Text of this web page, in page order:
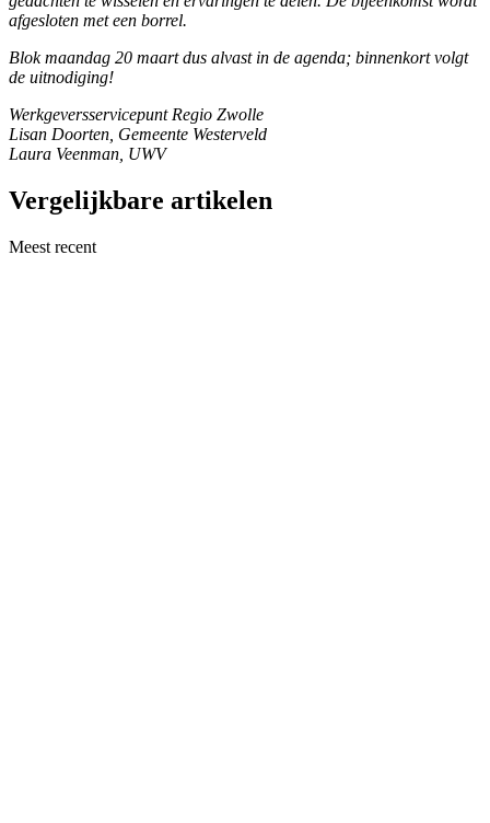
afgesloten met een borrel.
Blok maandag 20 maart dus alvast in de agenda; binnenkort volgt
de uitnodiging!
Werkgeversservicepunt Regio Zwolle
Lisan Doorten, Gemeente Westerveld
Laura Veenman, UWV
Vergelijkbare artikelen
Meest recent